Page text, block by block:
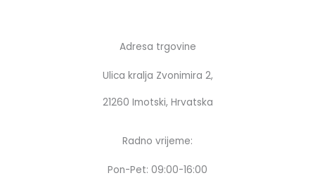
Adresa trgovine
Ulica kralja Zvonimira 2,
21260 Imotski, Hrvatska
Radno vrijeme:
Pon-Pet: 09:00-16:00